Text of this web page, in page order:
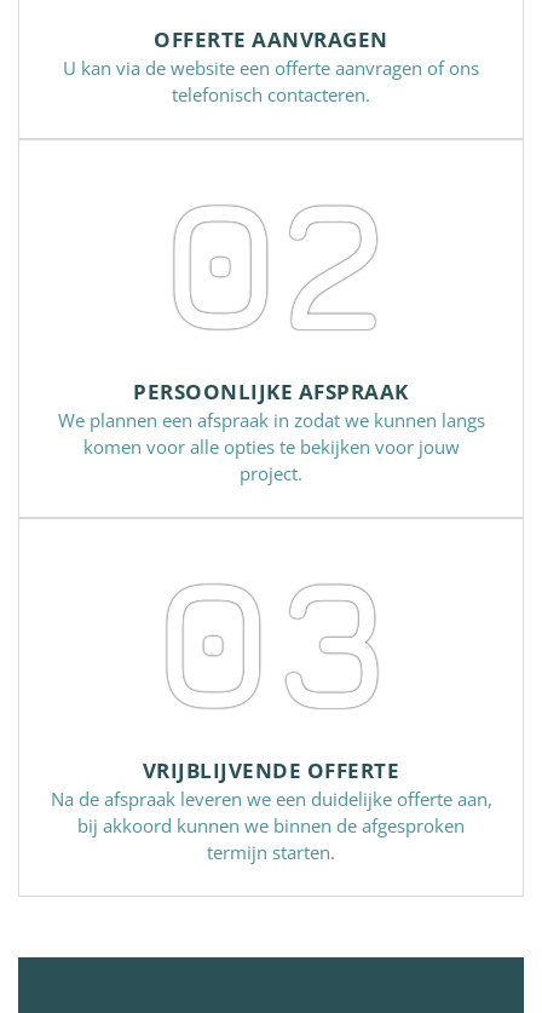
OFFERTE AANVRAGEN
U kan via de website een offerte aanvragen of ons
telefonisch contacteren.
02
PERSOONLIJKE AFSPRAAK
We plannen een afspraak in zodat we kunnen langs
komen voor alle opties te bekijken voor jouw
project.
03
VRIJBLIJVENDE OFFERTE
Na de afspraak leveren we een duidelijke offerte aan,
bij akkoord kunnen we binnen de afgesproken
termijn starten.